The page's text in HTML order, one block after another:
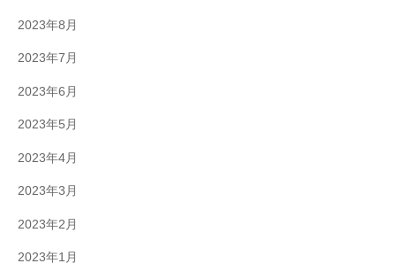
2023年8月
2023年7月
2023年6月
2023年5月
2023年4月
2023年3月
2023年2月
2023年1月